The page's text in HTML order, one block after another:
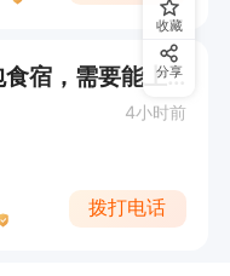
车间工人 操作工（五险+包食宿，需要能上夜班）
4小时前
拨打电话
收藏
分享